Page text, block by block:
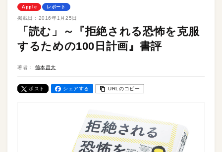
Apple レポート
掲載日： 2016年1月25日
「読む」～『拒絶される恐怖を克服
するための100日計画』書評
著者： 徳本昌大
ポスト シェアする URLのコピー